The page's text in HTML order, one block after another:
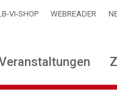
VI-SHOP WEBREADER